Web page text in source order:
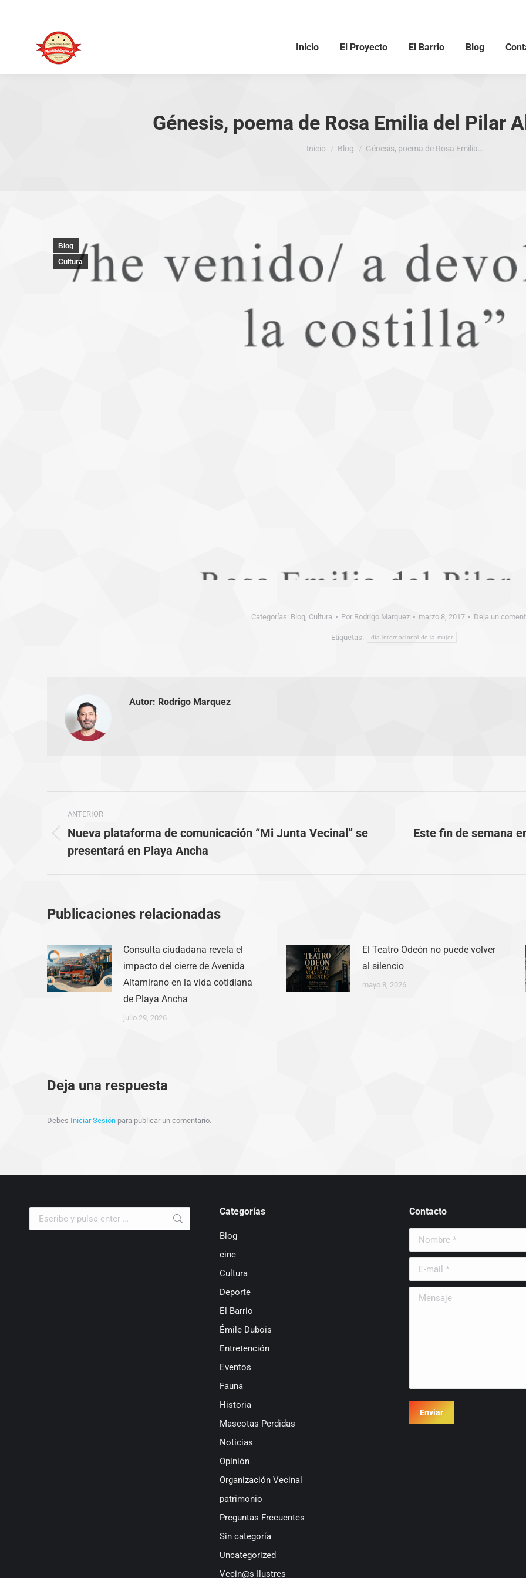
Inicio El Proyecto El Barrio Blog
Génesis, poema de Rosa Emilia del Pilar
Estás aquí:
Inicio Blog Génesis, poema de Rosa Emilia…
Blog
Cultura
Categorías: Blog, Cultura Por Rodrigo Marquez marzo 8, 2017 Deja un
Etiquetas: día internacional de la mujer
Autor: Rodrigo Marquez
entre
publicaciones
ANTERIOR
Publicación
anterior:
Nueva plataforma de comunicación “Mi Junta Vecinal” se
presentará en Playa Ancha
Publicación
Este fin de semana
Publicaciones relacionadas
Consulta ciudadana revela el
impacto del cierre de Avenida
Altamirano en la vida cotidiana
de Playa Ancha
julio 29, 2026
El Teatro Odeón no puede volver
al silencio
mayo 8, 2026
Deja una respuesta
Debes Iniciar Sesión para publicar un comentario.
Buscar: Categorías
Blog
cine
Cultura
Deporte
El Barrio
Émile Dubois
Entretención
Eventos
Fauna
Historia
Mascotas Perdidas
Noticias
Opinión
Organización Vecinal
patrimonio
Preguntas Frecuentes
Sin categoría
Uncategorized
Vecin@s Ilustres
Contacto
Nombre *
E-mail *
Mensaje
Enviar